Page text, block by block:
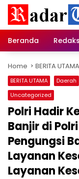
Skip
content
Beranda
Home BERITA UTAMA
BERITA UTAMA Daerah
Uncategorized
Polri Hadir
Banjir di
Pengungsi
Layanan
Layanan